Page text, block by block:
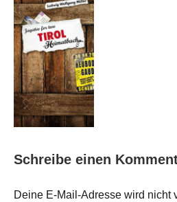
Schreibe einen
Deine E-Mail-Adresse wird nicht